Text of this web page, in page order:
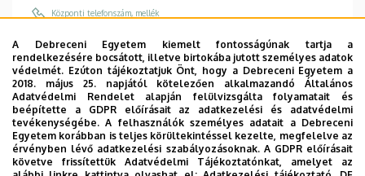
Központi telefonszám, mellék
Email
korponay-szabo.ilma@med.unideb.hu
Cím
4032 Debrecen, Nagyerdei körút 98.
Épület, emelet, ajtó
A Debreceni Egyetem kiemelt fontosságúnak tartja a
rendelkezésére bocsátott, illetve birtokába jutott személyes adatok
védelmét. Ezúton tájékoztatjuk Önt, hogy a Debreceni Egyetem a
2018. május 25. napjától kötelezően alkalmazandó Általános
Adatvédelmi Rendelet alapján felülvizsgálta folyamatait és
beépítette a GDPR előírásait az adatkezelési és adatvédelmi
tevékenységébe. A felhasználók személyes adatait a Debreceni
Egyetem korábban is teljes körültekintéssel kezelte, megfelelve az
érvényben lévő adatkezelési szabályozásoknak. A GDPR előírásait
követve frissítettük Adatvédelmi Tájékoztatónkat, amelyet az